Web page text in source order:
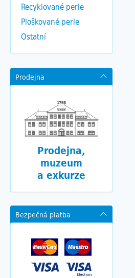
Recyklované perle
Ploškované perle
Ostatní
Prodejna
Prodejna,
muzeum
a exkurze
Bezpečná platba